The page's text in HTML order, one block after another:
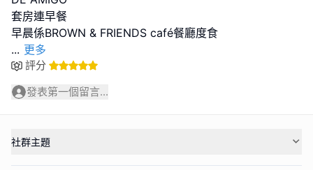
套房連早餐
... 更多
評分
發表第一個留言...
社群主題